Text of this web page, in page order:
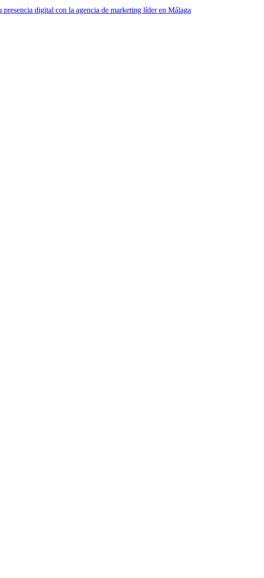
presencia digital con la agencia de marketing líder en Málaga